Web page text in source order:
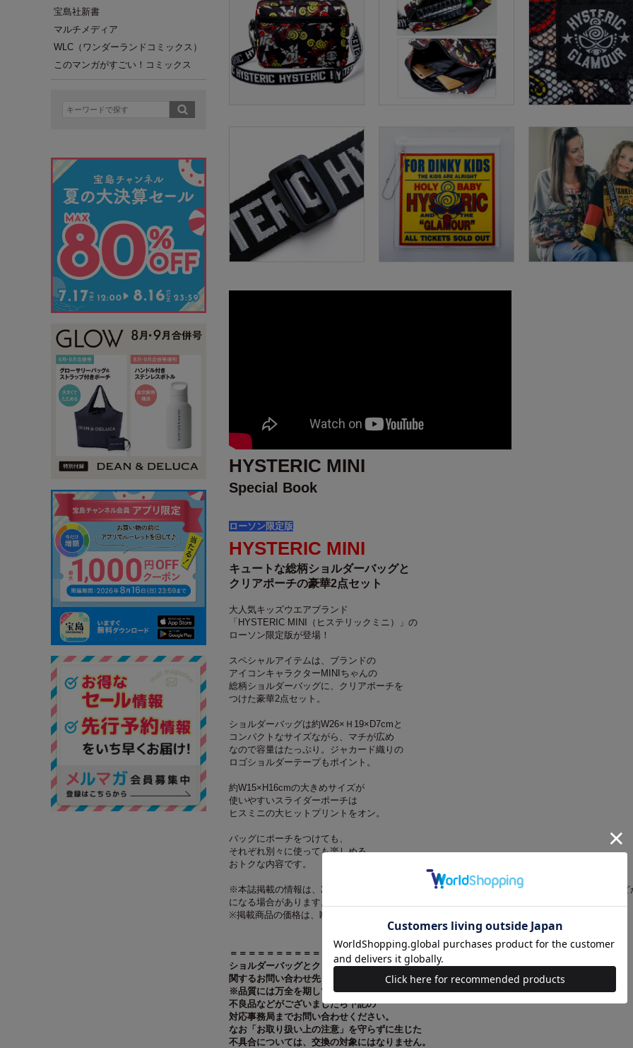
宝島社新書
マルチメディア
WLC（ワンダーランドコミックス）
このマンガがすごい！コミックス
HYSTERIC MINI
Special Book
ローソン限定版
HYSTERIC MINI
キュートな総柄ショルダーバッグと
クリアポーチの豪華2点セット
大人気キッズウエアブランド
「HYSTERIC MINI（ヒステリックミニ）」の
ローソン限定版が登場！
スペシャルアイテムは、ブランドの
アイコンキャラクターMINIちゃんの
総柄ショルダーバッグに、クリアポーチを
つけた豪華2点セット。
ショルダーバッグは約W26×Ｈ19×D7cmと
コンパクトなサイズながら、マチが広め
なので容量はたっぷり。ジャカード織りの
ロゴショルダーテープもポイント。
約W15×H16cmの大きめサイズが
使いやすいスライダーポーチは
ヒスミニの大ヒットプリントをオン。
バッグにポーチをつけても、
それぞれ別々に使っても楽しめる
おトクな内容です。
※本誌掲載の情報は、2019年7月現在の編集部調べによるものです。本誌発売後、仕様や価格など
になる場合があります。あらかじめご了承ください。また、品切れ・欠品の際はご容赦ください。
※掲載商品の価格は、断りのある場合を除き消費税抜きで表示してあります。
＝＝＝＝＝＝＝＝＝＝＝＝＝＝＝＝＝＝＝＝
ショルダーバッグとクリアポーチに
関するお問い合わせ先
※品質には万全を期しておりますが、万が一破損、
不良品などがございましたら下記の
対応事務局までお問い合わせください。
なお「お取り扱い上の注意」を守らずに生じた
不具合については、交換の対象にはなりません。